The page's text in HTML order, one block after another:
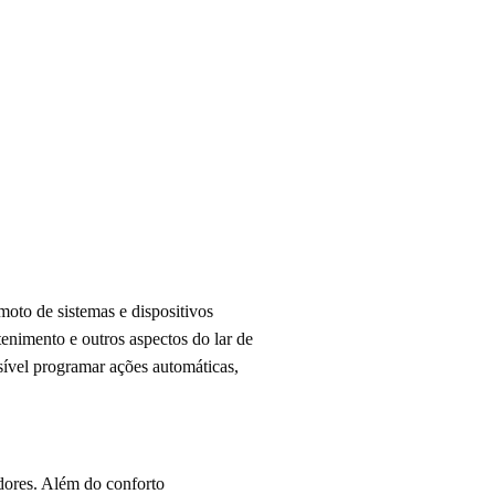
de sistemas e dispositivos
e outros aspectos do lar de
programar ações automáticas,
Além do conforto